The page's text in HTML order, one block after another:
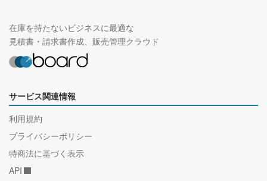
在庫を持たないビジネスに最適な
見積書・請求書作成、販売管理クラウド
サービス関連情報
利用規約
プライバシーポリシー
特商法に基づく表示
API